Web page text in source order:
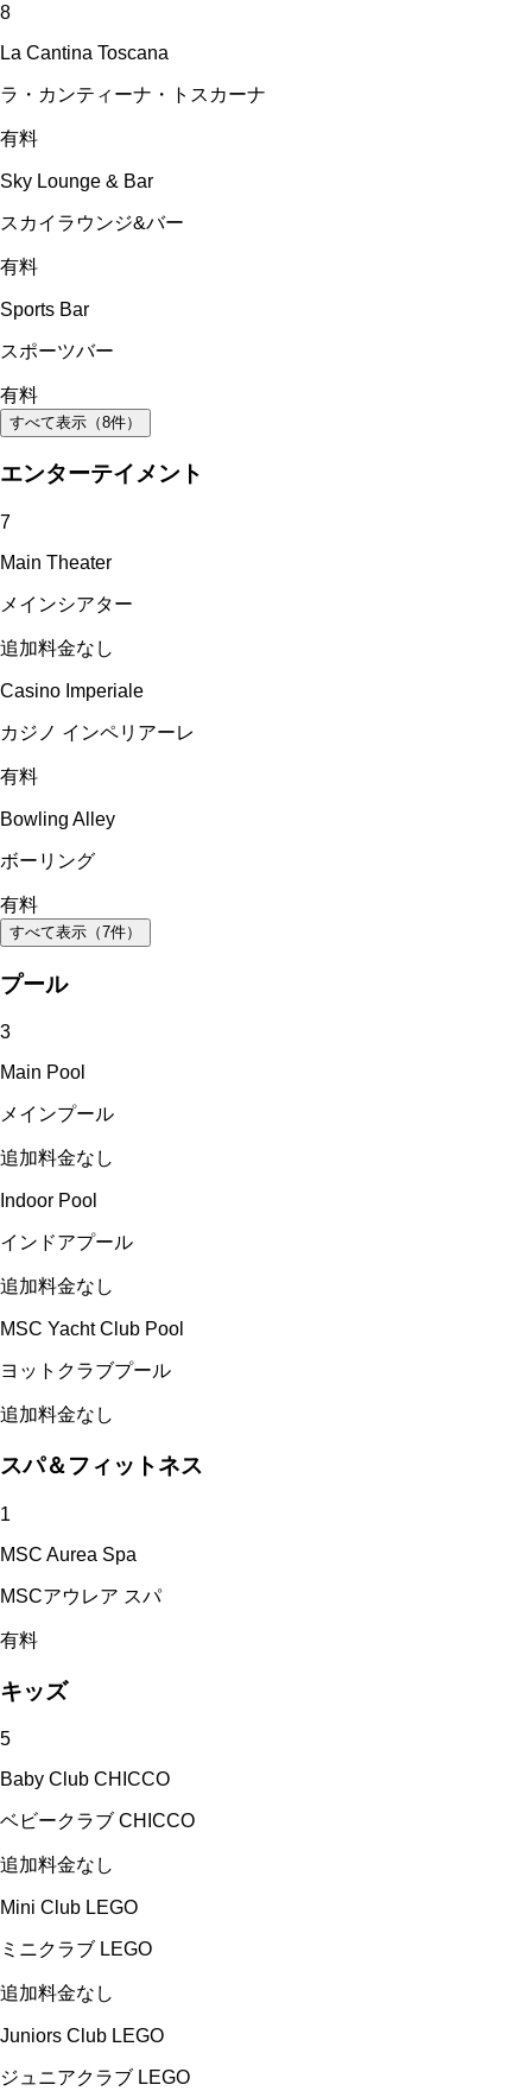
8
La Cantina Toscana
ラ・カンティーナ・トスカーナ
有料
Sky Lounge & Bar
スカイラウンジ&バー
有料
Sports Bar
スポーツバー
有料
すべて表示（8件）
エンターテイメント
7
Main Theater
メインシアター
追加料金なし
Casino Imperiale
カジノ インペリアーレ
有料
Bowling Alley
ボーリング
有料
すべて表示（7件）
プール
3
Main Pool
メインプール
追加料金なし
Indoor Pool
インドアプール
追加料金なし
MSC Yacht Club Pool
ヨットクラブプール
追加料金なし
スパ＆フィットネス
1
MSC Aurea Spa
MSCアウレア スパ
有料
キッズ
5
Baby Club CHICCO
ベビークラブ CHICCO
追加料金なし
Mini Club LEGO
ミニクラブ LEGO
追加料金なし
Juniors Club LEGO
ジュニアクラブ LEGO